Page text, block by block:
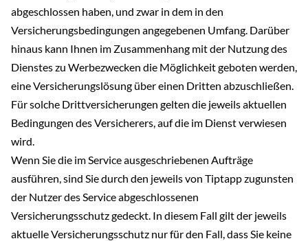
abgeschlossen haben, und zwar in dem in den
Versicherungsbedingungen angegebenen Umfang. Darüber
hinaus kann Ihnen im Zusammenhang mit der Nutzung des
Dienstes zu Werbezwecken die Möglichkeit geboten werden,
eine Versicherungslösung über einen Dritten abzuschließen.
Für solche Drittversicherungen gelten die jeweils aktuellen
Bedingungen des Versicherers, auf die im Dienst verwiesen
wird.
Wenn Sie die im Service ausgeschriebenen Aufträge
ausführen, sind Sie durch den jeweils von Tiptapp zugunsten
der Nutzer des Service abgeschlossenen
Versicherungsschutz gedeckt. In diesem Fall gilt der jeweils
aktuelle Versicherungsschutz nur für den Fall, dass Sie keine